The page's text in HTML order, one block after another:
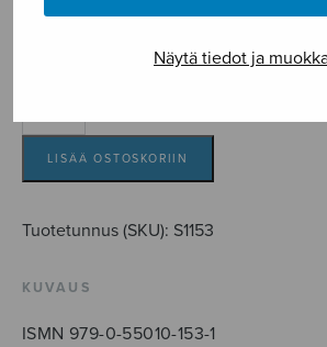
Näytä tiedot ja
määrä
LISÄÄ OSTOSKORIIN
Tuotetunnus (SKU): S1153
KUVAUS
ISMN 979-0-55010-153-1